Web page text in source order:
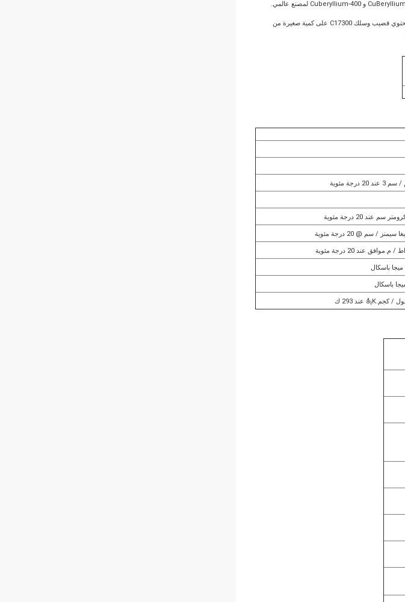
يوفر خصائص القوة للطراز C17300 مع ميزة إضافية تتمثل في كونه "تصنيعًا مجانيًا".يحتوي قضيب وسلك C17300 على كمية صغيرة من